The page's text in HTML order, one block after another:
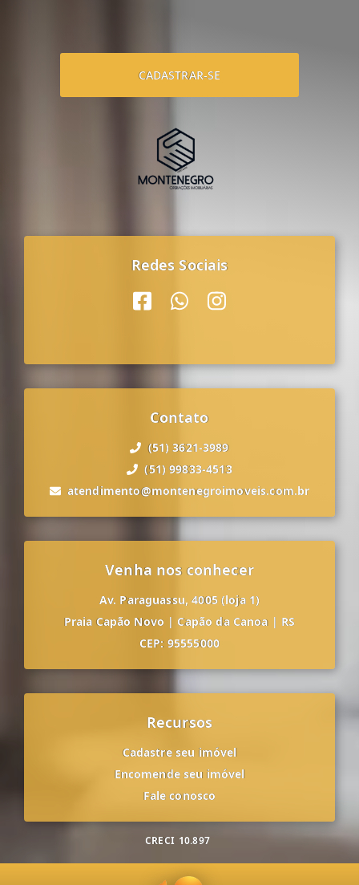
CADASTRAR-SE
Redes Sociais
Contato
(51) 3621-3989
(51) 99833-4513
atendimento@montenegroimoveis.com.br
Venha nos conhecer
Av. Paraguassu, 4005 (loja 1)
Praia Capão Novo | Capão da Canoa | RS
CEP: 95555000
Recursos
Cadastre seu imóvel
Encomende seu imóvel
Fale conosco
CRECI 10.897